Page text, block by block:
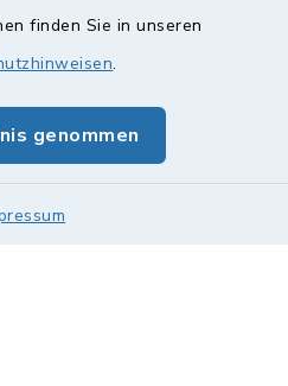
finden Sie in unseren
.
genommen